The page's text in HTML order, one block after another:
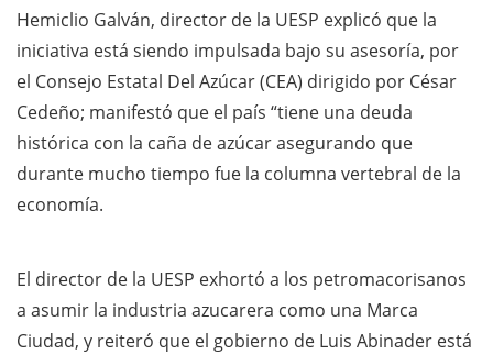
Hemiclio Galván, director de la UESP explicó que la
iniciativa está siendo impulsada bajo su asesoría, por
el Consejo Estatal Del Azúcar (CEA) dirigido por César
Cedeño; manifestó que el país “tiene una deuda
histórica con la caña de azúcar asegurando que
durante mucho tiempo fue la columna vertebral de la
economía.
El director de la UESP exhortó a los petromacorisanos
a asumir la industria azucarera como una Marca
Ciudad, y reiteró que el gobierno de Luis Abinader está